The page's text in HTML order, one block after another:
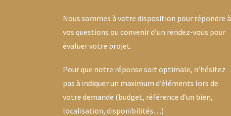
Nous sommes à votre disposition pour répondre à
vos questions ou convenir d’un rendez-vous pour
évaluer votre projet.
Pour que notre réponse soit optimale, n’hésitez
pas à indiquer un maximum d’éléments lors de
votre demande (budget, référence d’un bien,
localisation, disponibilités…)